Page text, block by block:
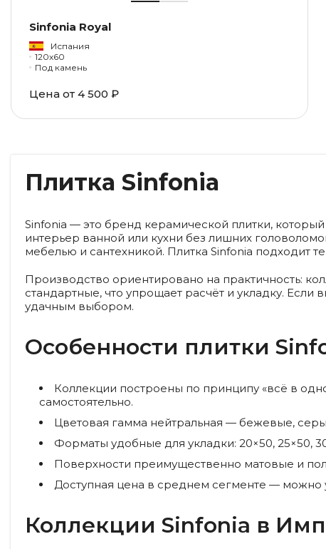
Sinfonia Royal
Испания
120x60
Под камень
Цена от 4 500 ₽
Плитка Sinfonia
Sinfonia — это бренд керамической плитки,
интерьер ванной или кухни без лишних
мебелью и сантехникой. Плитка Sinfonia подходит
Производство ориентировано на практичность:
стандартные, что упрощает расчёт и укладку.
удачным выбором.
Особенности плитки
Коллекции построены по принципу «всё в
самостоятельно.
Цветовая гамма нейтральная — бежевые,
Форматы удобные для укладки: 20×50, 25×50,
Поверхности преимущественно матовые и
Доступная цена в среднем сегменте — можно
Коллекции Sinfonia в